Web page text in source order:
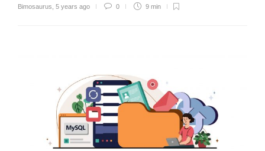
Bimosaurus 5 years ago 0 9 min